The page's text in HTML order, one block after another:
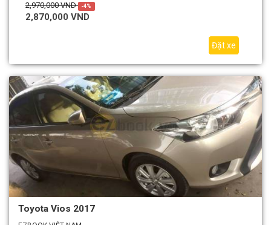
2,970,000 VND -4%
2,870,000 VND
Đặt xe
Toyota Vios 2017